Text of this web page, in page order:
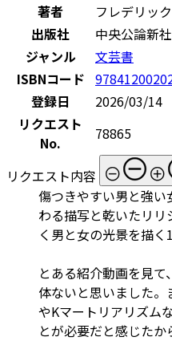
著者
フレデリッ
出版社
中央公論新社
ジャンル
文芸書
ISBNコード
登録日
2026/03/14
リクエスト
No.
78865
リクエスト内容
傷つきやすい男と強い
わる描写と乾いたリ
く男と女の光景を描く
とある紹介動画を見
体ないと思いました
やKマートリアリズム
とが必要だと感じたか